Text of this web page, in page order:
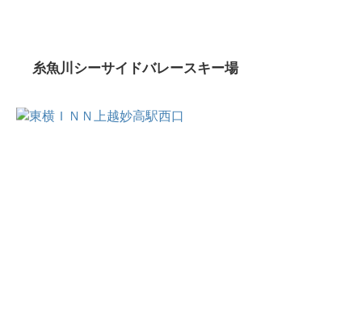
糸魚川シーサイドバレースキー場